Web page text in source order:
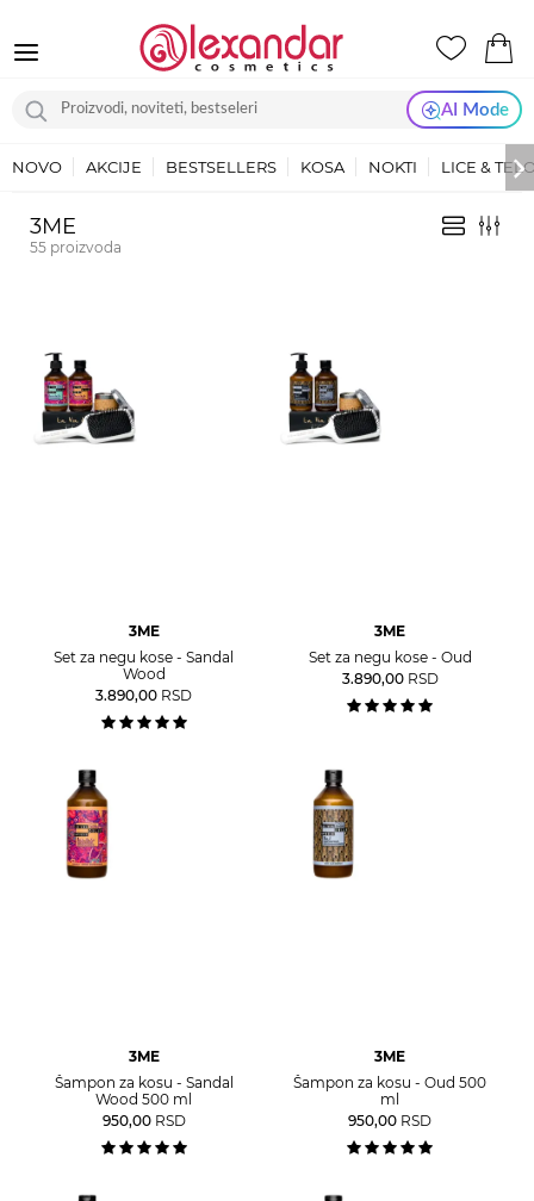
AI Mode
NOVO AKCIJE BESTSELLERS KOSA NOKTI LICE &
3ME
55 proizvoda
3ME
Set za negu kose - Sandal
Wood
3.890,00 RSD
3ME
Set za negu kose - Oud
3.890,00 RSD
3ME
Šampon za kosu - Sandal
Wood 500 ml
950,00 RSD
3ME
Šampon za kosu - Oud 500
ml
950,00 RSD